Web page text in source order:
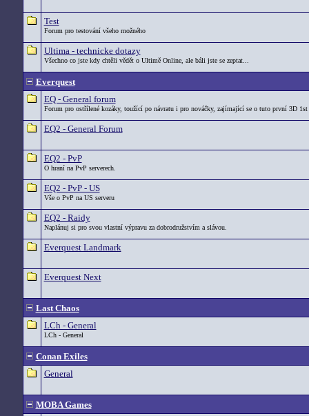
Test
Forum pro testování všeho možného
Ultima - technicke dotazy
Všechno co jste kdy chtěli vědět o Ultimě Online, ale báli jste se zeptat...
Everquest
EQ - General forum
Forum pro ostřílené kozáky, toužící po návratu i pro nováčky, zajímající se o tuto první 3D 1st
EQ2 - General Forum
EQ2 - PvP
O hraní na PvP serverech.
EQ2 - PvP - US
Vše o PvP na US serveru
EQ2 - Raidy
Naplánuj si pro svou vlastní výpravu za dobrodružstvím a slávou.
Everquest Landmark
Everquest Next
Last Chaos
LCh - General
LCh - General
Conan Exiles
General
MOBA Games